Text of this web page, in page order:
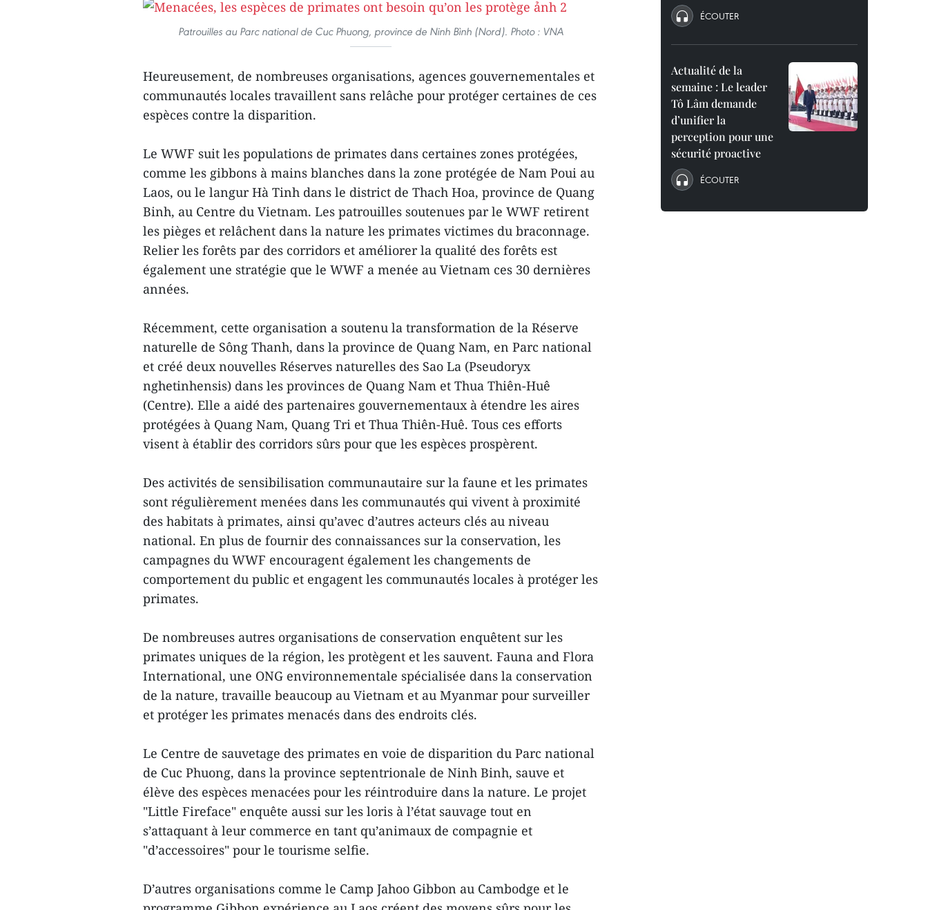
Patrouilles au Parc national de Cuc Phuong, province de Ninh Bình (Nord). Photo : VNA
Heureusement, de nombreuses organisations, agences gouvernementales et
communautés locales travaillent sans relâche pour protéger certaines de ces
espèces contre la disparition.
Le WWF suit les populations de primates dans certaines zones protégées,
comme les gibbons à mains blanches dans la zone protégée de Nam Poui au
Laos, ou le langur Hà Tinh dans le district de Thach Hoa, province de Quang
Binh, au Centre du Vietnam. Les patrouilles soutenues par le WWF retirent
les pièges et relâchent dans la nature les primates victimes du braconnage.
Relier les forêts par des corridors et améliorer la qualité des forêts est
également une stratégie que le WWF a menée au Vietnam ces 30 dernières
années.
Récemment, cette organisation a soutenu la transformation de la Réserve
naturelle de Sông Thanh, dans la province de Quang Nam, en Parc national
et créé deux nouvelles Réserves naturelles des Sao La (Pseudoryx
nghetinhensis) dans les provinces de Quang Nam et Thua Thiên-Huê
(Centre). Elle a aidé des partenaires gouvernementaux à étendre les aires
protégées à Quang Nam, Quang Tri et Thua Thiên-Huê. Tous ces efforts
visent à établir des corridors sûrs pour que les espèces prospèrent.
Des activités de sensibilisation communautaire sur la faune et les primates
sont régulièrement menées dans les communautés qui vivent à proximité
des habitats à primates, ainsi qu’avec d’autres acteurs clés au niveau
national. En plus de fournir des connaissances sur la conservation, les
campagnes du WWF encouragent également les changements de
comportement du public et engagent les communautés locales à protéger les
primates.
De nombreuses autres organisations de conservation enquêtent sur les
primates uniques de la région, les protègent et les sauvent. Fauna and Flora
International, une ONG environnementale spécialisée dans la conservation
de la nature, travaille beaucoup au Vietnam et au Myanmar pour surveiller
et protéger les primates menacés dans des endroits clés.
Le Centre de sauvetage des primates en voie de disparition du Parc national
de Cuc Phuong, dans la province septentrionale de Ninh Binh, sauve et
élève des espèces menacées pour les réintroduire dans la nature. Le projet
"Little Fireface" enquête aussi sur les loris à l’état sauvage tout en
s’attaquant à leur commerce en tant qu’animaux de compagnie et
"d’accessoires" pour le tourisme selfie.
D’autres organisations comme le Camp Jahoo Gibbon au Cambodge et le
ÉCOUTER
Actualité de la
semaine : Le leader
Tô Lâm demande
d’unifier la
perception pour une
sécurité proactive
ÉCOUTER